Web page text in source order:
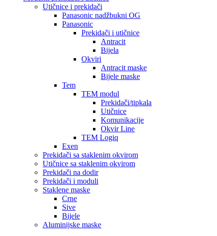
Utičnice i prekidači
Panasonic nadžbukni OG
Panasonic
Prekidači i utičnice
Antracit
Bijela
Okviri
Antracit maske
Bijele maske
Tem
TEM modul
Prekidači/tipkala
Utičnice
Komunikacije
Okvir Line
TEM Logiq
Exen
Prekidači sa staklenim okvirom
Utičnice sa staklenim okvirom
Prekidači na dodir
Prekidači i moduli
Staklene maske
Crne
Sive
Bijele
Aluminijske maske